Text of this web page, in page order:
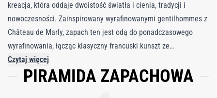
kreacja, która oddaje dwoistość światła i cienia, tradycji i
nowoczesności. Zainspirowany wyrafinowanymi gentilhommes z
Château de Marly, zapach ten jest odą do ponadczasowego
wyrafinowania, łącząc klasyczny francuski kunszt ze
współczesnym stylem. Otwiera się promiennymi nutami
ziołowymi i cytrusowymi, które emanują świeżością i
Czytaj więcej
PIRAMIDA ZAPACHOWA